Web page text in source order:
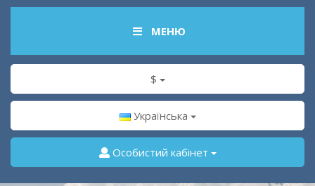
МЕНЮ
$
Українська
Особистий кабінет